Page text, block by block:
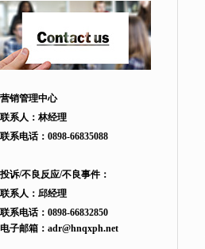
营销管理中心
联系人：林经理
联系电话： 0898-66835088
投诉/不良反应/不良事件：
联系人：邱经理
联系电话： 0898-66832850
电子邮箱： adr@hnqxph.net